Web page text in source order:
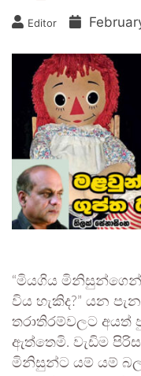
Editor
“මියගිය
විය හැකිද?” යන
තරාතිරම්වලට අයත්
ඇත්තෙමි. වැඩිම
මිනිසුන්ට යම් යම්